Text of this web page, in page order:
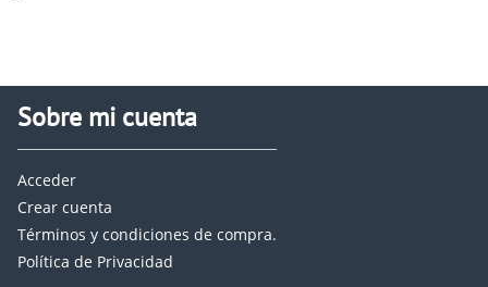
Sobre mi cuenta
Acceder
Crear cuenta
Términos y condiciones de compra.
Política de Privacidad